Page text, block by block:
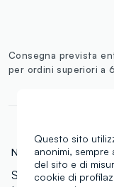
Consegna prevista
per ordini superiori a
N.Art:002496510
Scopri la combo
Questo sito
anonimi,
del sito e di
cookie di